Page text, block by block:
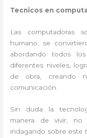
Tecnicos en
Las computadoras
humano, se
abordando todos
diferentes niveles,
de obra, creando
comunicación.
Sin duda la
manera de vivir,
indagando sobre este